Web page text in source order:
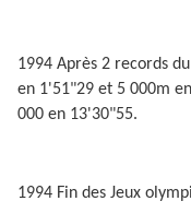
1994 Après 2 records
en 1'51"29 et 5 000m
000 en 13'30"55.
1994 Fin des Jeux